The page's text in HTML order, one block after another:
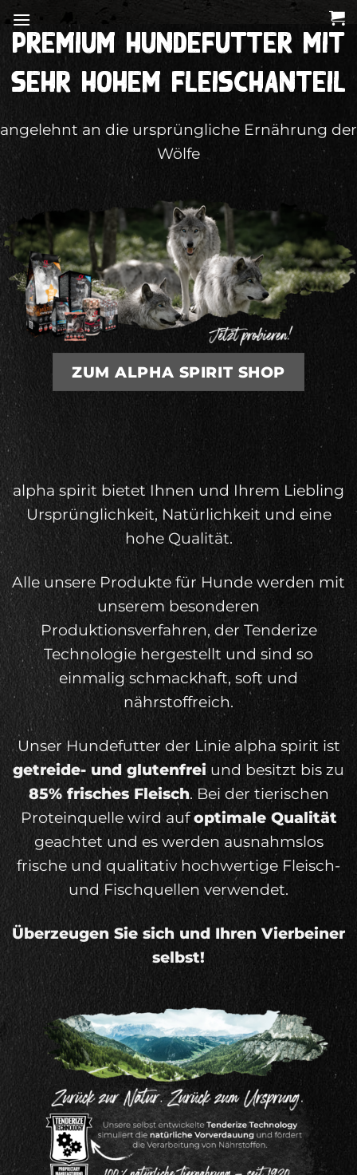
Inhalt
springen
Premium Hundefutter mit
sehr hohem Fleischanteil
angelehnt an die ursprüngliche Ernährung der
Wölfe
ZUM ALPHA SPIRIT SHOP
alpha spirit bietet Ihnen und Ihrem Liebling
Ursprünglichkeit, Natürlichkeit und eine
hohe Qualität.
Alle unsere Produkte für Hunde werden mit
unserem besonderen
Produktionsverfahren, der Tenderize
Technologie hergestellt und sind so
einmalig schmackhaft, soft und
nährstoffreich.
Unser Hundefutter der Linie alpha spirit ist
getreide- und glutenfrei und besitzt bis zu
85% frisches Fleisch. Bei der tierischen
Proteinquelle wird aufoptimale Qualität
geachtet und es werden ausnahmslos
frische und qualitativ hochwertige Fleisch-
und Fischquellen verwendet.
Überzeugen Sie sich und Ihren Vierbeiner
selbst!